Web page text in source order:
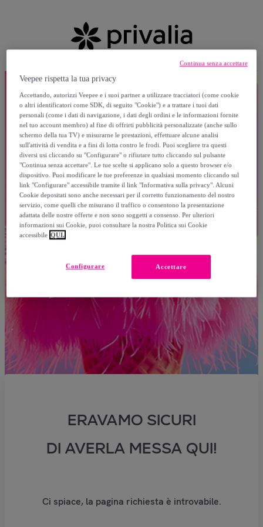
ERAVAMO SICURI
DI AVERLA MESSA QUI!
Ci spiace, la pagina richiesta è introvabile.
Veepee rispetta la tua privacy
Accettando, autorizzi Veepee e i suoi partner a utilizzare tracciatori (come cookie
o altri identificatori come SDK, di seguito "Cookie") e a trattare i tuoi dati
personali (come i dati di navigazione, i dati degli ordini e le informazioni fornite
nel tuo account membro) al fine di offrirti pubblicità personalizzate (anche sullo
schermo della tua TV) e misurarne le prestazioni, effettuare alcune analisi
sull'attività di vendita e a fini di lotta contro le frodi. Puoi scegliere tra questi
diversi usi cliccando su "Configurare" o rifiutare tutto cliccando sul pulsante
"Continua senza accettare". Le tue scelte si applicano solo a questo browser e/o
dispositivo. Puoi modificare le tue preferenze in qualsiasi momento cliccando sul
link "Configurare" accessibile tramite il link "Informativa sulla privacy". Alcuni
Cookie depositati sono anche necessari per il corretto funzionamento del nostro
servizio, come quelli che misurano il traffico o consentono la presentazione
adattata delle nostre offerte e non sono soggetti a consenso. Per ulteriori
informazioni sui Cookie, puoi consultare la nostra Politica sui Cookie
accessibile QUI.
Accettare
Configurare
Continua senza accettare